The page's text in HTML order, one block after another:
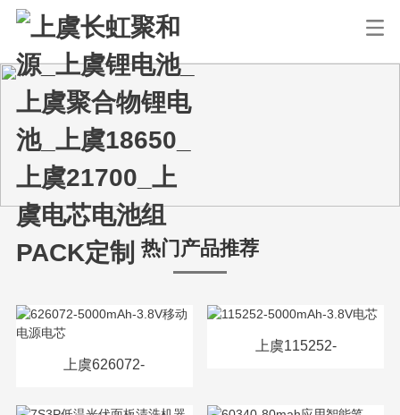
热门产品推荐
上虞626072-
上虞115252-